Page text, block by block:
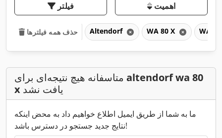
فیلتر اهمیت
حذف همه فیلترها Altendorf WA 80 X WA
altendorf wa 80
x یافت نشد
ما به شما از طریق ایمیل اطلاع خواهیم داد به محض اینکه
نتایج جدید جستجو در دسترس باشد!